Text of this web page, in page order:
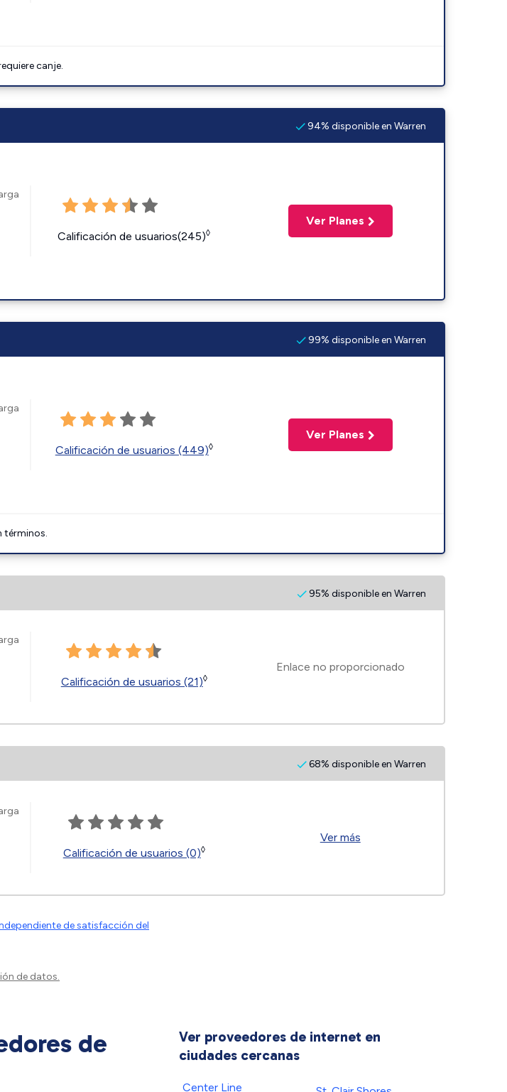
canje.
94% disponible en Warren
Calificación de usuarios(245)◊
Ver Planes
99% disponible en Warren
Calificación de usuarios (449)◊
Ver Planes
términos.
95% disponible en Warren
Calificación de usuarios (21)◊
Enlace no proporcionado
68% disponible en Warren
Calificación de usuarios (0)◊
Ver más
de satisfacción del
de datos.
de
Ver proveedores de internet en
ciudades cercanas
Center Line